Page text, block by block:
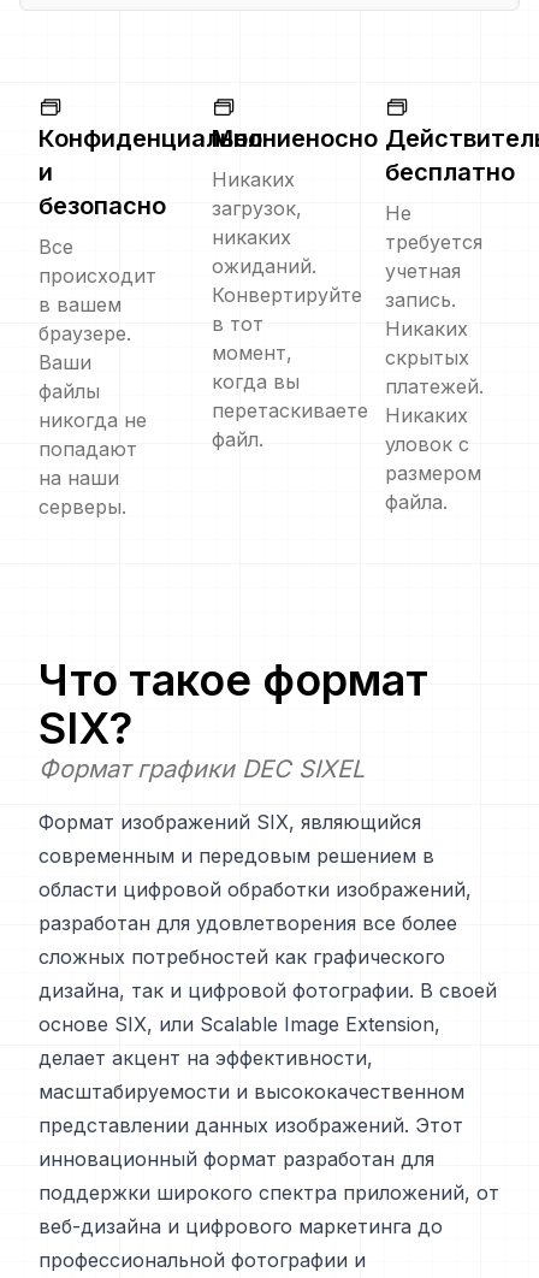
Конфиденциально
и
безопасно
Все
происходит
в вашем
браузере.
Ваши
файлы
никогда не
попадают
на наши
серверы.
Молниеносно
Никаких
загрузок,
никаких
ожиданий.
Конвертируйте
в тот
момент,
когда вы
перетаскиваете
файл.
бесплатно
Не
требуется
учетная
запись.
Никаких
скрытых
платежей.
Никаких
уловок с
размером
файла.
Что такое формат
SIX?
Формат графики DEC SIXEL
Формат изображений SIX, являющийся
современным и передовым решением в
области цифровой обработки изображений,
разработан для удовлетворения все более
сложных потребностей как графического
дизайна, так и цифровой фотографии. В своей
основе SIX, или Scalable Image Extension,
делает акцент на эффективности,
масштабируемости и высококачественном
представлении данных изображений. Этот
инновационный формат разработан для
поддержки широкого спектра приложений, от
веб-дизайна и цифрового маркетинга до
профессиональной фотографии и